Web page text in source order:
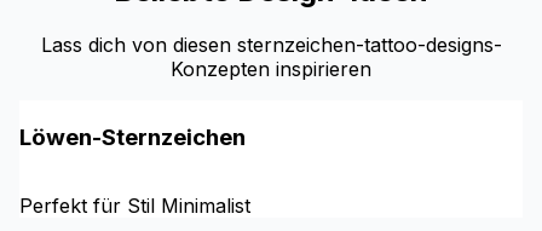
Lass dich von diesen sternzeichen-tattoo-designs-
Konzepten inspirieren
Löwen-Sternzeichen
Perfekt für Stil Minimalist